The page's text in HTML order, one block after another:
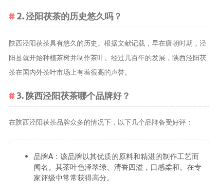
2. 泾阳茯茶的历史悠久吗？
陕西泾阳茯茶具有悠久的历史。根据文献记载，早在唐朝时期，泾
阳县就开始种植茶树并制作茶叶。经过几百年的发展，陕西泾阳茯
茶在国内外茶叶市场上有着很高的声誉。
3. 陕西泾阳茯茶哪个品牌好？
在陕西泾阳茯茶品牌众多的情况下，以下几个品牌备受好评：
品牌A：该品牌以其优质的原料和精湛的制作工艺而
闻名。其茶叶色泽翠绿、清香四溢，口感柔和。在专
家评级中常常获得高分。
茶叶配送
茶叶健康价
值和功效
功能茶
茶文化
茶叶收藏
茶叶教育